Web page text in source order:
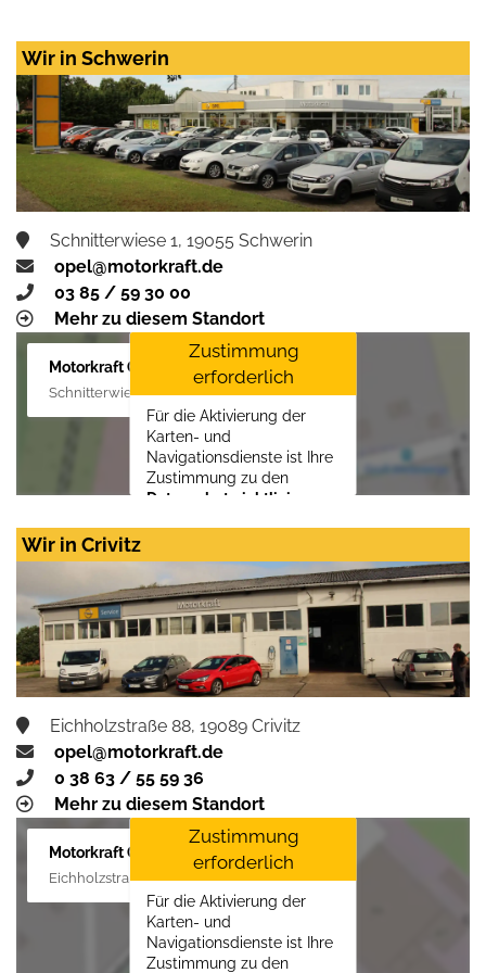
Wir in Schwerin
Schnitterwiese 1, 19055 Schwerin
opel@motorkraft.de
03 85 / 59 30 00
Mehr zu diesem Standort
Motorkraft GmbH
Schnitterwiese 1, 19055 Schwerin
Zustimmung
erforderlich
Für die Aktivierung der
Karten- und
Navigationsdienste ist Ihre
Zustimmung zu den
Datenschutzrichtlinien
Zustimmen und
aktivieren
Wir in Crivitz
Eichholzstraße 88, 19089 Crivitz
opel@motorkraft.de
0 38 63 / 55 59 36
Mehr zu diesem Standort
Motorkraft GmbH
Eichholzstraße 88, 19089 Crivitz
Zustimmung
erforderlich
Für die Aktivierung der
Karten- und
Navigationsdienste ist Ihre
Zustimmung zu den